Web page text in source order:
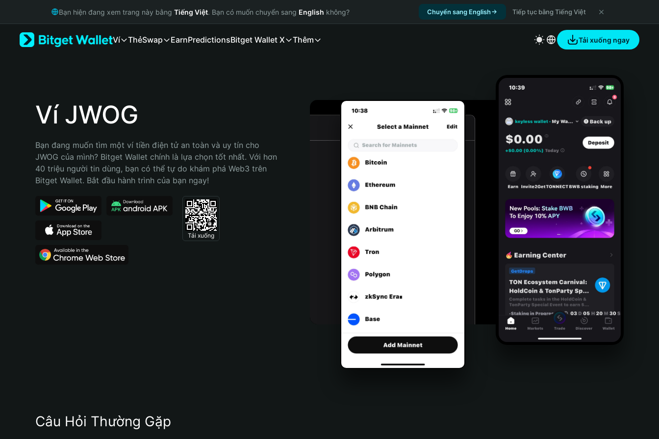
Русский
Bahasa Indonesia
Português (Brasil)
Bạn hiện đang xem trang này bằng Tiếng Việt. Bạn có muốn chuyển sang English không? Chuyển sang English Tiếp tục bằng Tiếng Việt
Ví ThẻSwap EarnPredictionsBitget Wallet X Thêm Tải xuống ngay
Ví JWOG
Bạn đang muốn tìm một ví tiền điện tử an toàn và uy tín cho
JWOG của mình? Bitget Wallet chính là lựa chọn tốt nhất. Với hơn
40 triệu người tin dùng, bạn có thể tự do khám phá Web3 trên
Bitget Wallet. Bắt đầu hành trình của bạn ngay!
Tải xuống
Câu Hỏi Thường Gặp